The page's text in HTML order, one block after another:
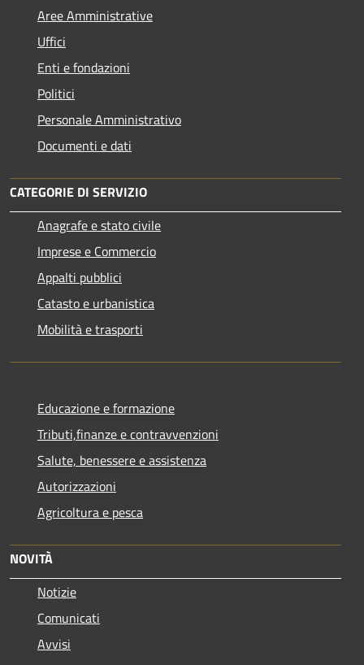
Aree Amministrative
Uffici
Enti e fondazioni
Politici
Personale Amministrativo
Documenti e dati
CATEGORIE DI SERVIZIO
Anagrafe e stato civile
Imprese e Commercio
Appalti pubblici
Catasto e urbanistica
Mobilità e trasporti
Educazione e formazione
Tributi,finanze e contravvenzioni
Salute, benessere e assistenza
Autorizzazioni
Agricoltura e pesca
NOVITÀ
Notizie
Comunicati
Avvisi